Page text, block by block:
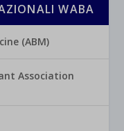
WABA
(ABM)
Association